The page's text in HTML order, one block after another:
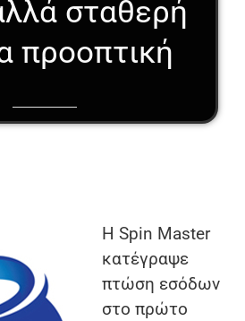
σταθερή
προοπτική
Η Spin Master
κατέγραψε
πτώση εσόδων
στο πρώτο